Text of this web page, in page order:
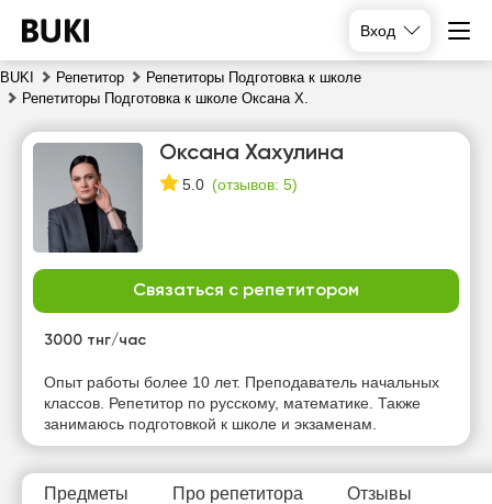
Вход
BUKI Репетитор
Репетиторы Подготовка к школе
Репетиторы Подготовка к школе Оксана Х.
Оксана Хахулина
5.0 (отзывов: 5)
Связаться с репетитором
3000 тнг/час
Опыт работы более 10 лет. Преподаватель начальных
классов. Репетитор по русскому, математике. Также
занимаюсь подготовкой к школе и экзаменам.
Предметы Про репетитора Отзывы
сб
вс
Нет
свободных
часов
10:00
10:30
11:00
10:00
10:30
11:00
Нет
свободных